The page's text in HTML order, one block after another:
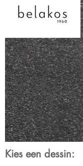
Kies een dessin: